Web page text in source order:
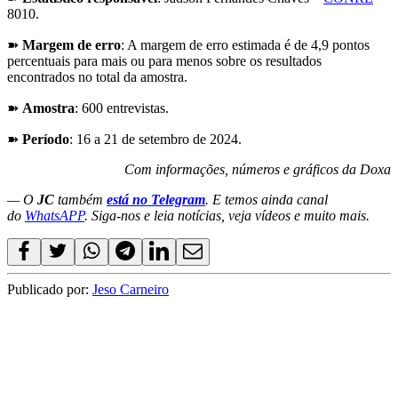
8010.
➽ Margem de erro: A margem de erro estimada é de 4,9 pontos
percentuais para mais ou para menos sobre os resultados
encontrados no total da amostra.
➽ Amostra: 600 entrevistas.
➽ Período: 16 a 21 de setembro de 2024.
Com informações, números e gráficos da Doxa
— O JC também está no Telegram. E temos ainda canal
do WhatsAPP. Siga-nos e leia notícias, veja vídeos e muito mais.
Publicado por: Jeso Carneiro